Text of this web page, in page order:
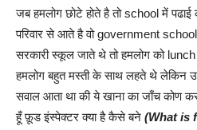
जब हमलोग छोटे होते है तो school में
परिवार से आते है वो government
सरकारी स्कूल जाते थे तो हमलोग को
हमलोग बहुत मस्ती के साथ लहते थे लेकिन
सवाल आता था की ये खाना का जाँच कोण
हूँ फ़ूड इंस्पेक्टर क्या है कैसे बने (What is